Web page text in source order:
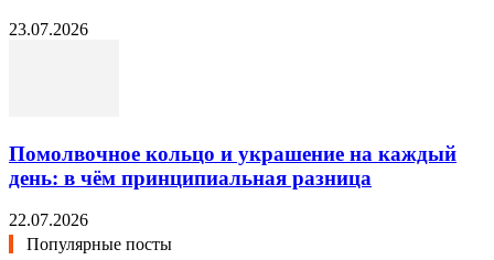
23.07.2026
Помолвочное кольцо и украшение на каждый
день: в чём принципиальная разница
22.07.2026
Популярные посты